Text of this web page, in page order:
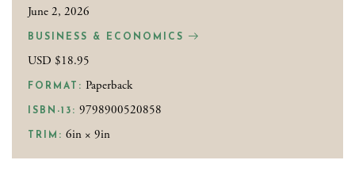
June 2, 2026
BUSINESS & ECONOMICS
USD $18.95
FORMAT: Paperback
ISBN-13: 9798900520858
TRIM: 6in × 9in